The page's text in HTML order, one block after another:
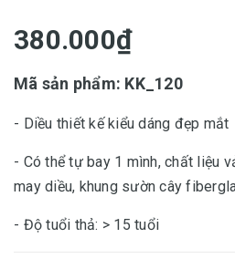
380.000₫
Mã sản phẩm: KK_120
- Diều thiết kế kiểu dáng đẹp mắt
- Có thể tự bay 1 mình, chất liệu
may diều, khung sườn cây
- Độ tuổi thả: > 15 tuổi